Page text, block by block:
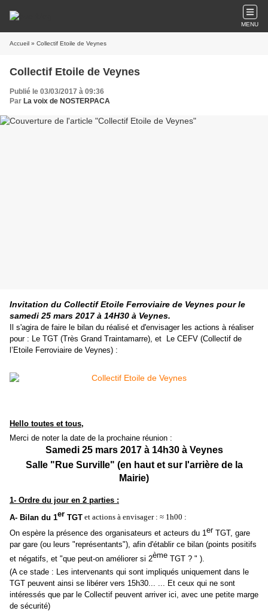
MENU
Accueil » Collectif Etoile de Veynes
Collectif Etoile de Veynes
Publié le 03/03/2017 à 09:36
Par La voix de NOSTERPACA
Invitation du Collectif Etoile Ferroviaire de Veynes pour le
samedi 25 mars 2017 à 14H30 à Veynes.
Il s'agira de faire le bilan du réalisé et d'envisager les actions à réaliser
pour : Le TGT (Très Grand Traintamarre), et Le CEFV (Collectif de
l’Etoile Ferroviaire de Veynes) :
Hello toutes et tous,
Merci de noter la date de la prochaine réunion :
Samedi 25 mars 2017 à 14h30 à Veynes
Salle "Rue Surville" (en haut et sur l'arrière de la
Mairie)
1- Ordre du jour en 2 parties :
A- Bilan du 1er TGT et actions à envisager : ≈ 1h00 :
On espère la présence des organisateurs et acteurs du 1er TGT, gare
par gare (ou leurs "représentants"), afin d'établir ce bilan (points positifs
et négatifs, et "que peut-on améliorer si 2ème TGT ? " ).
(A ce stade : Les intervenants qui sont impliqués uniquement dans le
TGT peuvent ainsi se libérer vers 15h30...
... Et ceux qui ne sont
intéressés que par le Collectif peuvent arriver ici, avec une petite marge
de sécurité)